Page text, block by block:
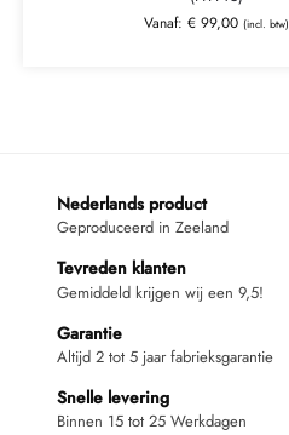
Vanaf: €99,00 (incl. btw)
Nederlands product
Geproduceerd in Zeeland
Tevreden klanten
Gemiddeld krijgen wij een 9,5!
Garantie
Altijd 2 tot 5 jaar fabrieksgarantie
Snelle levering
Binnen 15 tot 25 Werkdagen